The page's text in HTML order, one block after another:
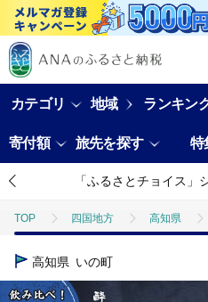
カテゴリ 地域 ランキン
寄付額 旅先を探す 特
「ふるさとチョイス」
TOP 四国地方 高知県
高知県 いの町